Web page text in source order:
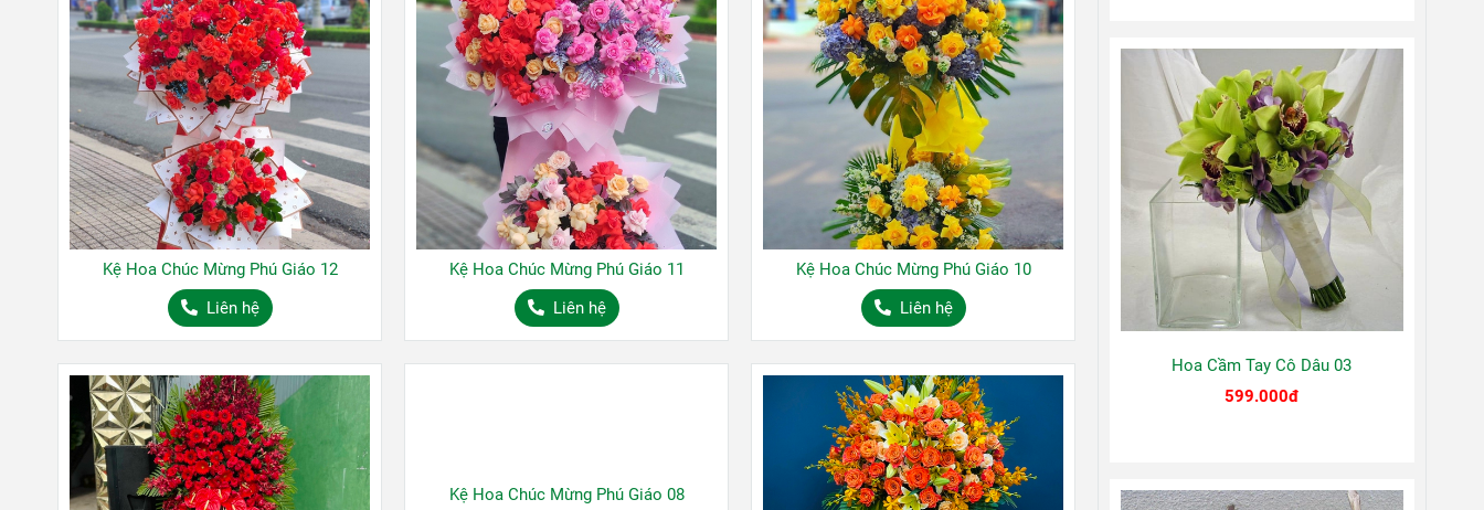
Kệ Hoa Chúc Mừng Phú Giáo 12
Liên hệ
Kệ Hoa Chúc Mừng Phú Giáo 11
Liên hệ
Kệ Hoa Chúc Mừng Phú Giáo 10
Liên hệ
Kệ Hoa Chúc Mừng Phú Giáo 08
Hoa Cầm Tay Cô Dâu 03
599.000đ